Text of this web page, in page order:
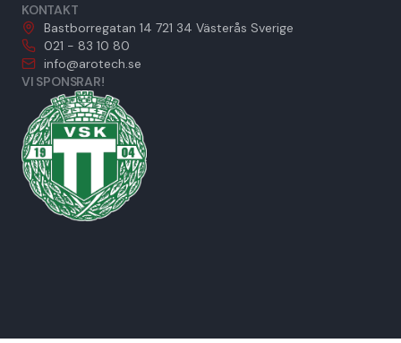
KONTAKT
Bastborregatan 14 721 34 Västerås Sverige
021 - 83 10 80
info@arotech.se
VI SPONSRAR!